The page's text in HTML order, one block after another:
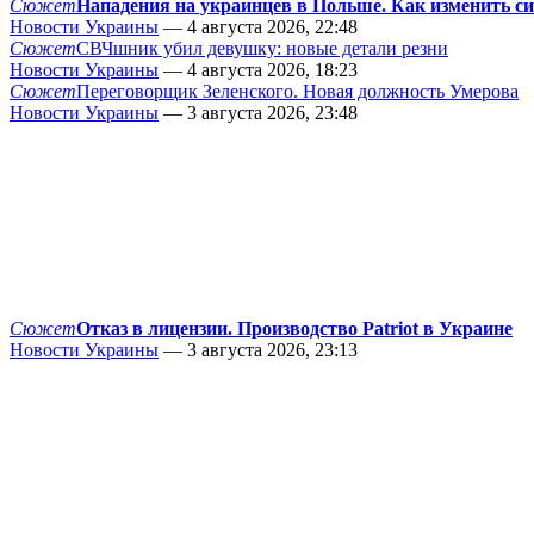
СюжетНападения на украинцев в Польше. Как изменить
Новости Украины — 4 августа 2026, 22:48
СюжетСВЧшник убил девушку: новые детали резни
Новости Украины — 4 августа 2026, 18:23
СюжетПереговорщик Зеленского. Новая должность Умерова
Новости Украины — 3 августа 2026, 23:48
СюжетОтказ в лицензии. Производство Patriot в Украине
Новости Украины — 3 августа 2026, 23:13